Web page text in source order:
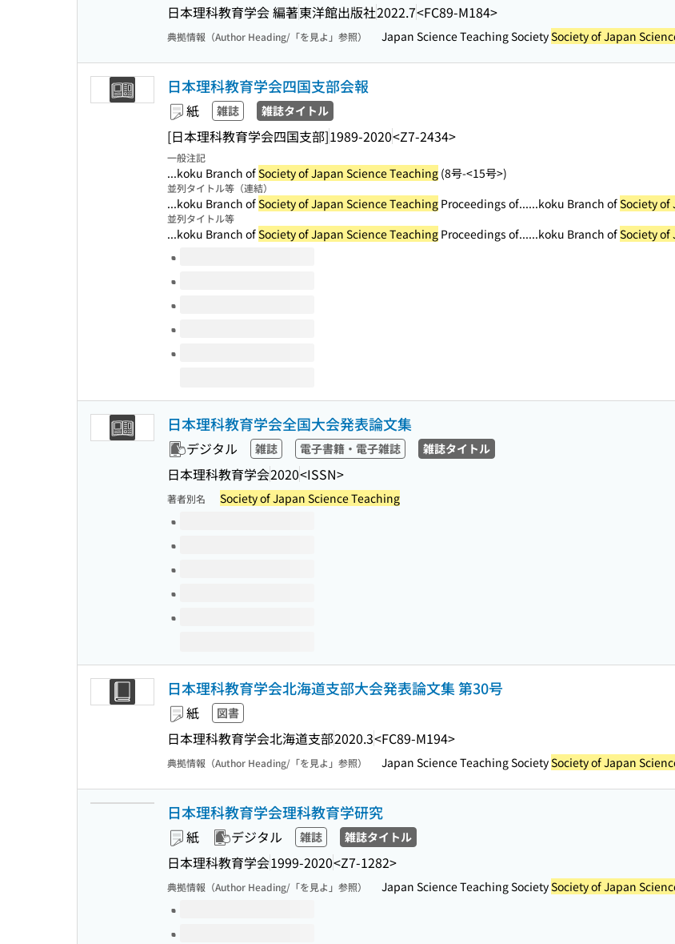
日本理科教育学会 編著東洋館出版社2022.7<FC89-M184>
典拠情報（Author Heading/「を見よ」参照） Japan Science Teaching SocietySociety of Japan
日本理科教育学会四国支部会報
紙 雑誌 雑誌タイトル
[日本理科教育学会四国支部]1989-2020<Z7-2434>
一般注記
...koku Branch ofSociety of Japan Science Teaching (8号-<15号>)
並列タイトル等（連結）
...koku Branch ofSociety of Japan Science Teaching Proceedings of......koku Branch ofSociety of
並列タイトル等
...koku Branch ofSociety of Japan Science Teaching Proceedings of......koku Branch ofSociety of
このタイトルの巻号
日本理科教育学会全国大会発表論文集
デジタル 雑誌 電子書籍・電子雑誌 雑誌タイトル
日本理科教育学会2020<ISSN>
著者別名 Society of Japan Science Teaching
このタイトルの巻号
日本理科教育学会北海道支部大会発表論文集 第30号
紙 図書
日本理科教育学会北海道支部2020.3<FC89-M194>
典拠情報（Author Heading/「を見よ」参照） Japan Science Teaching SocietySociety of Japan
日本理科教育学会理科教育学研究
紙 デジタル 雑誌 雑誌タイトル
日本理科教育学会1999-2020<Z7-1282>
典拠情報（Author Heading/「を見よ」参照） Japan Science Teaching SocietySociety of Japan
このタイトルの巻号